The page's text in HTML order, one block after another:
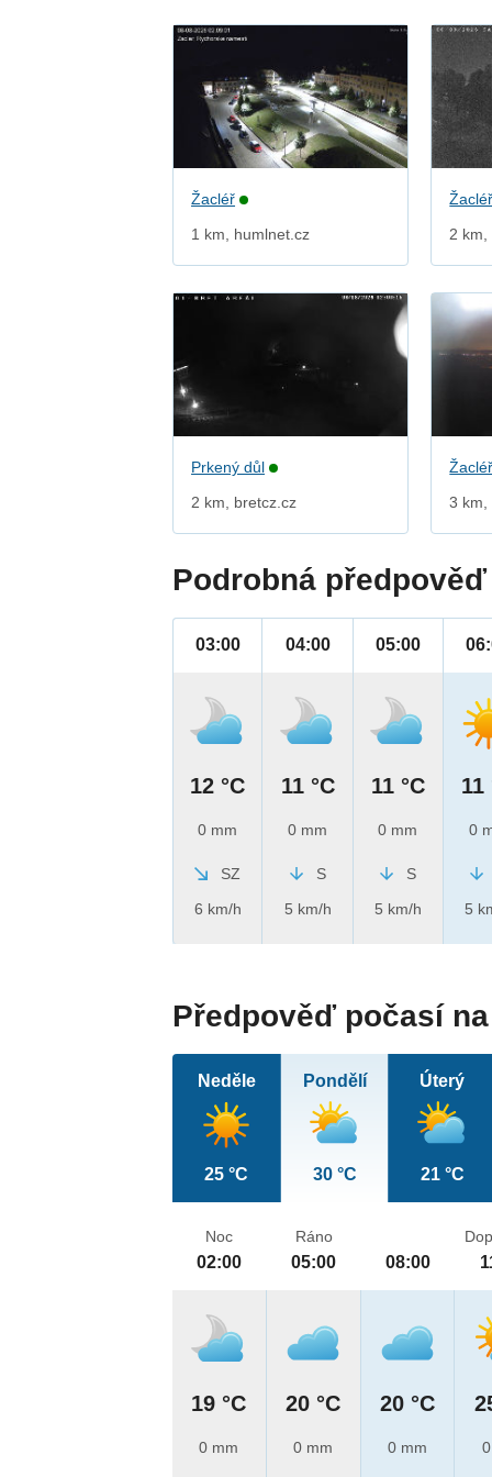
Žacléř
1 km, humlnet.cz
2 km,
Prkený důl
2 km, bretcz.cz
3 km,
Podrobná
03:00
12 °C
0 mm
SZ
6 km/h
04:00
11 °C
0 mm
S
5 km/h
05:00
11 °C
0 mm
S
5 km/h
11
0
5
Předpověď počasí
Neděle
25 °C
Pondělí
30 °C
Úterý
21 °C
Noc
02:00
19 °C
0 mm
Ráno
05:00
20 °C
0 mm
08:00
20 °C
0 mm